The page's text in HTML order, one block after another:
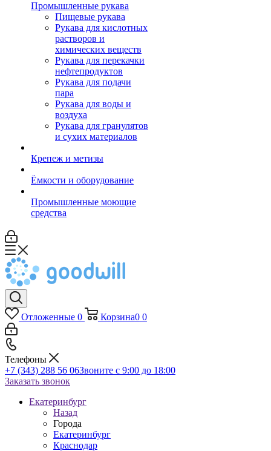
Промышленные рукава
Пищевые рукава
Рукава для кислотных
растворов и
химических веществ
Рукава для перекачки
нефтепродуктов
Рукава для подачи
пара
Рукава для воды и
воздуха
Рукава для гранулятов
и сухих материалов
Крепеж и метизы
Ёмкости и оборудование
Промышленные моющие
средства
Отложенные 0 Корзина0 0
Телефоны
+7 (343) 288 56 06Звоните с 9:00 до 18:00
Заказать звонок
Екатеринбург
Назад
Города
Екатеринбург
Краснодар